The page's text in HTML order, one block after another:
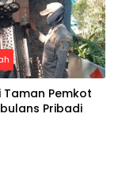
Taman Pemkot
Pribadi